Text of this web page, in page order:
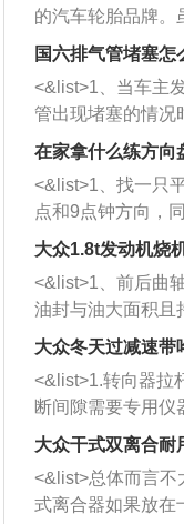
的汽车轮胎品牌。
牌，但是中高低端
也是为了更好的开
国六排气管堵塞怎
<&list>1、当车主
管出现堵塞的情况
者是细棍，直接将
堵塞情况比较严重
施。 <&list>2、直
杂物推到排气管里
三元催化器拆解开
西取出来。但如
的堵塞，就需要将
洗剂对堵塞的情况
放在燃油箱中，与
动时，就可以和汽
室，最后形成废气
催化器得到清洗，
能够得到解决。
在家拿什么练方向
<&list>1、找一只
点和9点钟方向，
方向做一个标记。
一圈半的练习，
圈数。 <&list>3、
习，这样就可以形
驾驶车辆时，不
向。
大众1.8t发动机烧
<&list>1、前后曲
油封与油大面积且
和发动机内持续温
逐渐减弱，导致渗
活塞间隙过大：积
的间隙扩大，导致
造成烧机油。
机油粘度过小的
象，机油粘度过小
大众冬天过减速带
<&list>1.转向器拉
断间隙需要专用仪
无法制作，需要将
店；<&list>2.车辆
裂，破裂后会出现
损严重，磨损的半
大众干式双离合耐
<&list>总体而言不
式离合器如果放在